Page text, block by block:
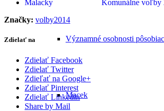
Významné osobnosti
Macek
Komunálne voľby
Značky: volby2014
Zdielať na
Zdielať Facebook
Zdielať Twitter
Zdieľať na Google+
Zdielať Pinterest
Zdielať Linkedin
Share by Mail